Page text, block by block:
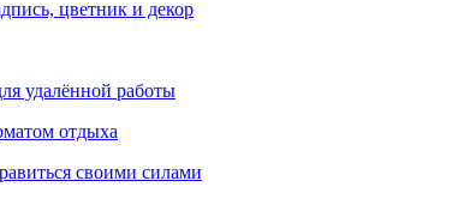
цветник и декор
удалённой работы
отдыха
своими силами